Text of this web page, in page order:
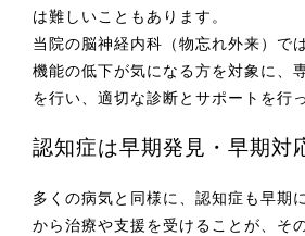
は難しいこともあります。
当院の脳神経内科（物忘れ外来）で
機能の低下が気になる方を対象に、
を行い、適切な診断とサポートを行
認知症は早期発見・早期対
多くの病気と同様に、認知症も早期
から治療や支援を受けることが、そ